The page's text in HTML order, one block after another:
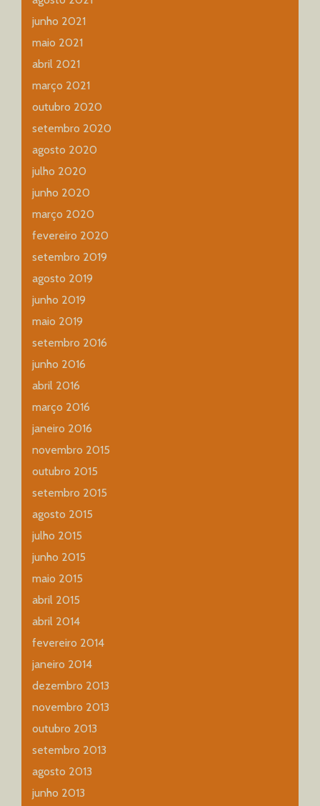
junho 2021
maio 2021
abril 2021
março 2021
outubro 2020
setembro 2020
agosto 2020
julho 2020
junho 2020
março 2020
fevereiro 2020
setembro 2019
agosto 2019
junho 2019
maio 2019
setembro 2016
junho 2016
abril 2016
março 2016
janeiro 2016
novembro 2015
outubro 2015
setembro 2015
agosto 2015
julho 2015
junho 2015
maio 2015
abril 2015
abril 2014
fevereiro 2014
janeiro 2014
dezembro 2013
novembro 2013
outubro 2013
setembro 2013
agosto 2013
junho 2013